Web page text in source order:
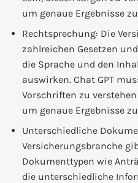
um genaue Ergebnisse
Rechtsprechung: Die
zahlreichen Gesetzen
die Sprache und den
auswirken. Chat GPT
Vorschriften zu
um genaue Ergebnisse
Unterschiedliche
Versicherungsbranche
Dokumenttypen wie
die unterschiedliche